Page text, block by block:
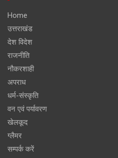
Home
उत्तराखंड
देश विदेश
राजनीति
नौकरशाही
अपराध
धर्म-संस्कृति
वन एवं पर्यावरण
खेलकूद
ग्लैमर
सम्पर्क करें